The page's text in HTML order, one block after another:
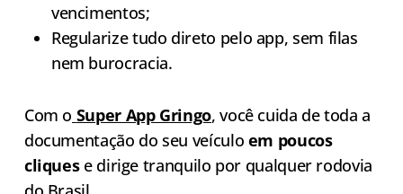
vencimentos;
Regularize tudo direto pelo app, sem filas
nem burocracia.
Com o Super App Gringo, você cuida de toda a
documentação do seu veículo em poucos
cliquese dirige tranquilo por qualquer rodovia